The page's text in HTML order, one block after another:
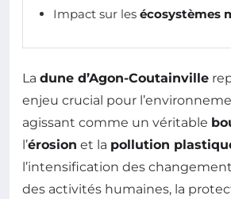
Impact sur les écosystèmes
La dune d’Agon-Coutainville
enjeu crucial pour
agissant comme un véritable
l’érosion et la pollution
l’intensification des
des activités humaines, la